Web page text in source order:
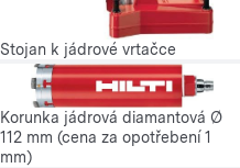
Stojan k jádrové vrtačce
Korunka jádrová diamantová Ø
112 mm (cena za opotřebení 1
mm)